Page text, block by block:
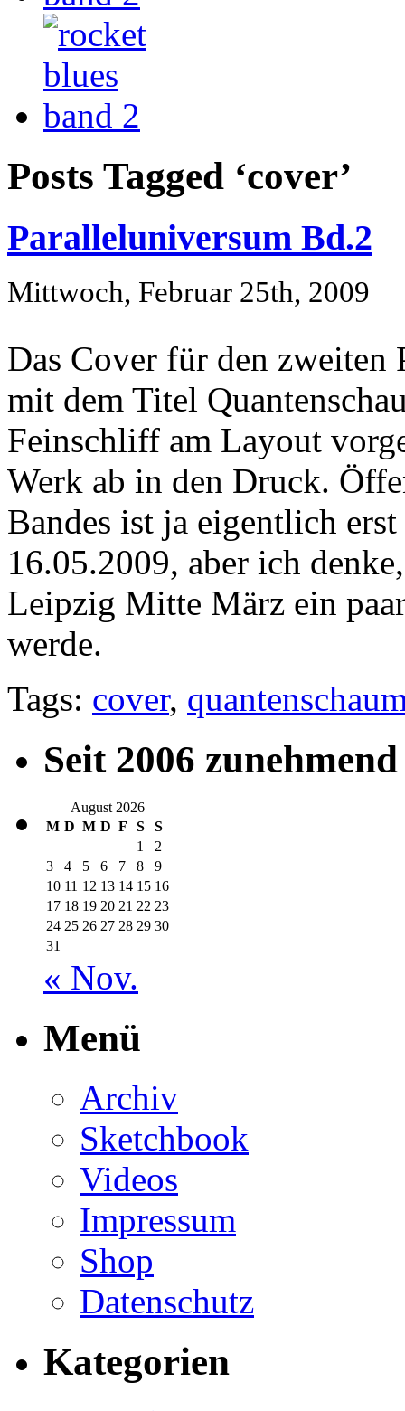
Posts Tagged ‘cover’
Paralleluniversum Bd.2
Mittwoch, Februar 25th, 2009
Das Cover für den zweiten
mit dem Titel
Feinschliff am Layout
Werk ab in den Druck.
Bandes ist ja eigentlich
16.05.2009, aber ich
Leipzig Mitte März ein
werde.
Tags: cover,
Seit 2006
August 2026
M D M D F S
S
1
2
3
4 5 6 7 8
9
10 11 12 13 14 15 16
17 18 19 20 21 22 23
24 25 26 27 28 29 30
31
« Nov.
Menü
Archiv
Sketchbook
Videos
Impressum
Shop
Datenschutz
Kategorien